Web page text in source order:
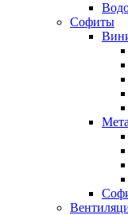
Софиты